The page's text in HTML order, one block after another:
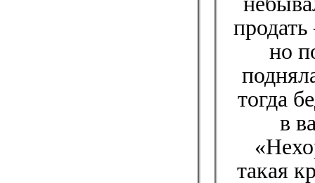
но
тогда
в
такая